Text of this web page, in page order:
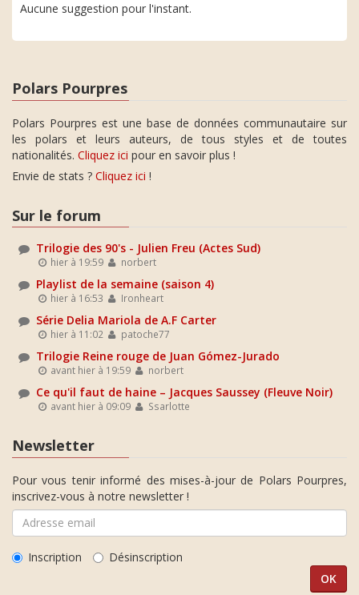
Aucune suggestion pour l'instant.
Polars Pourpres
Polars Pourpres est une base de données communautaire sur
les polars et leurs auteurs, de tous styles et de toutes
nationalités. Cliquez ici pour en savoir plus !
Envie de stats ? Cliquez ici !
Sur le forum
Trilogie des 90's - Julien Freu (Actes Sud)
hier à 19:59 norbert
Playlist de la semaine (saison 4)
hier à 16:53 Ironheart
Série Delia Mariola de A.F Carter
hier à 11:02 patoche77
Trilogie Reine rouge de Juan Gómez-Jurado
avant hier à 19:59 norbert
Ce qu'il faut de haine – Jacques Saussey (Fleuve Noir)
avant hier à 09:09 Ssarlotte
Newsletter
Pour vous tenir informé des mises-à-jour de Polars Pourpres,
inscrivez-vous à notre newsletter !
Inscription Désinscription